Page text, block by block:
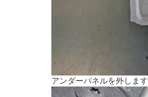
アンダーパネルを外します